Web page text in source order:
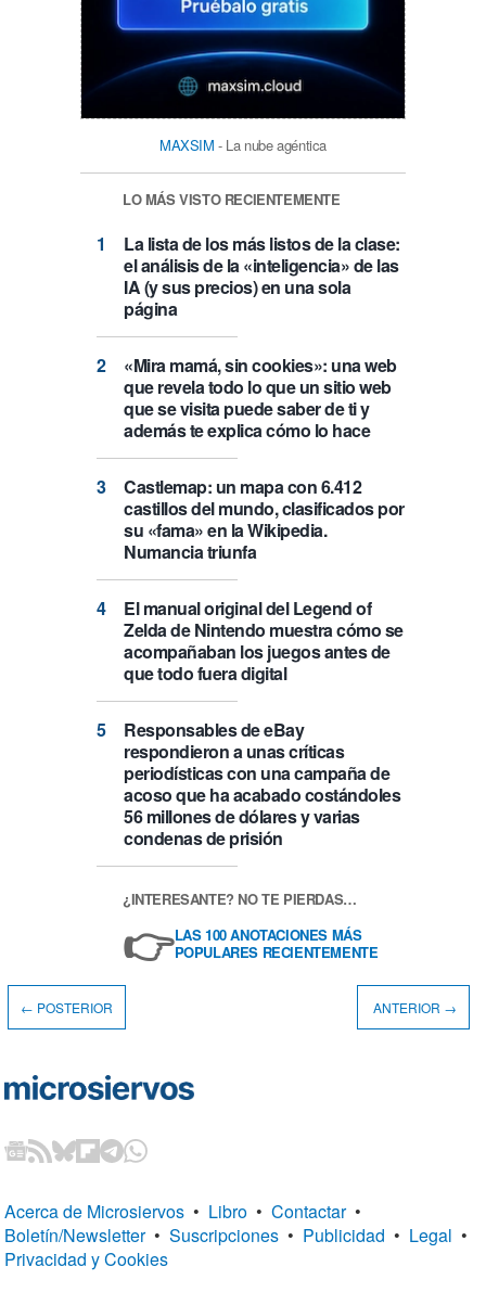
MAXSIM - La nube agéntica
LO MÁS VISTO RECIENTEMENTE
La lista de los más listos de la clase:
el análisis de la «inteligencia» de las
IA (y sus precios) en una sola
página
«Mira mamá, sin cookies»: una web
que revela todo lo que un sitio web
que se visita puede saber de ti y
además te explica cómo lo hace
Castlemap: un mapa con 6.412
castillos del mundo, clasificados por
su «fama» en la Wikipedia.
Numancia triunfa
El manual original del Legend of
Zelda de Nintendo muestra cómo se
acompañaban los juegos antes de
que todo fuera digital
Responsables de eBay
respondieron a unas críticas
periodísticas con una campaña de
acoso que ha acabado costándoles
56 millones de dólares y varias
condenas de prisión
¿INTERESANTE? NO TE PIERDAS…
👉LAS 100 ANOTACIONES MÁS
POPULARES RECIENTEMENTE
← POSTERIOR ANTERIOR →
Acerca de Microsiervos • Libro • Contactar •
Boletín/Newsletter • Suscripciones • Publicidad • Legal •
Privacidad y Cookies